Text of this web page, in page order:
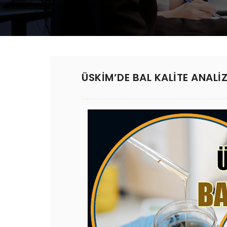
ÜSKİM’DE BAL KALİTE